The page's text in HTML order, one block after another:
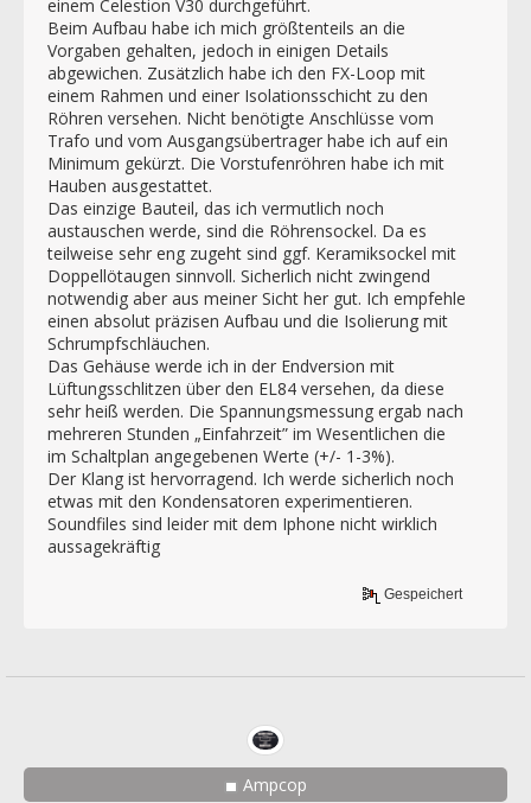
einem Celestion V30 durchgeführt.
Beim Aufbau habe ich mich größtenteils an die
Vorgaben gehalten, jedoch in einigen Details
abgewichen. Zusätzlich habe ich den FX-Loop mit
einem Rahmen und einer Isolationsschicht zu den
Röhren versehen. Nicht benötigte Anschlüsse vom
Trafo und vom Ausgangsübertrager habe ich auf ein
Minimum gekürzt. Die Vorstufenröhren habe ich mit
Hauben ausgestattet.
Das einzige Bauteil, das ich vermutlich noch
austauschen werde, sind die Röhrensockel. Da es
teilweise sehr eng zugeht sind ggf. Keramiksockel mit
Doppellötaugen sinnvoll. Sicherlich nicht zwingend
notwendig aber aus meiner Sicht her gut. Ich empfehle
einen absolut präzisen Aufbau und die Isolierung mit
Schrumpfschläuchen.
Das Gehäuse werde ich in der Endversion mit
Lüftungsschlitzen über den EL84 versehen, da diese
sehr heiß werden. Die Spannungsmessung ergab nach
mehreren Stunden „Einfahrzeit” im Wesentlichen die
im Schaltplan angegebenen Werte (+/- 1-3%).
Der Klang ist hervorragend. Ich werde sicherlich noch
etwas mit den Kondensatoren experimentieren.
Soundfiles sind leider mit dem Iphone nicht wirklich
aussagekräftig
Gespeichert
Ampcop